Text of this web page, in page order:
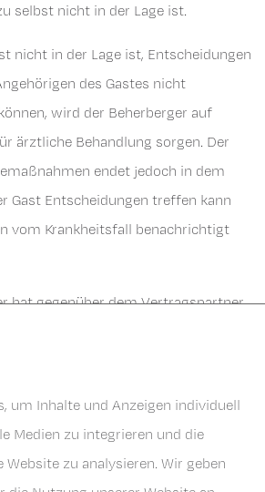
selbst nicht in der Lage ist.
nicht in der Lage ist, Entscheidungen
des Gastes nicht
wird der Beherberger auf
ärztliche Behandlung sorgen. Der
endet jedoch in dem
Gast Entscheidungen treffen kann
vom Krankheitsfall benachrichtigt
hat gegenüber dem Vertragspartner
Todesfall gegen deren
Kosten für Krankentransport,
um Inhalte und Anzeigen individuell
Medien zu integrieren und die
zu analysieren. Wir geben